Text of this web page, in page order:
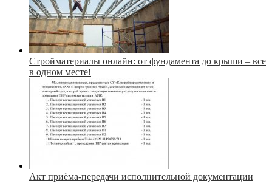
Стройматериалы онлайн: от фундамента до крыши – все
в одном месте!
Акт приёма-передачи исполнительной документации